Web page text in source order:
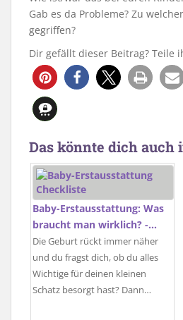
Gab es da Probleme? Zu
gegriffen?
Dir gefällt dieser Beitrag? Teile
Das könnte dich auch
Baby-Erstausstattung: Was
braucht man wirklich? -…
Die Geburt rückt immer näher
und du fragst dich, ob du alles
Wichtige für deinen kleinen
Schatz besorgt hast? Dann…